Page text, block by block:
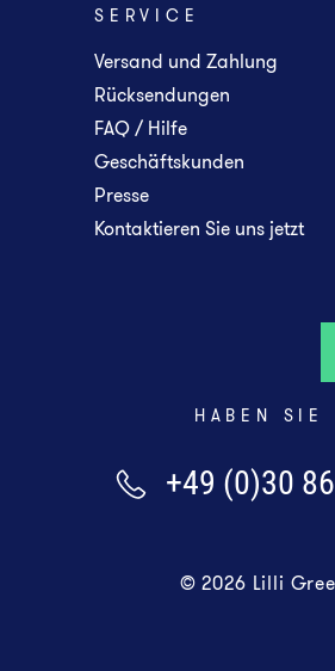
SERVICE
Versand und Zahlung
Rücksendungen
FAQ / Hilfe
Geschäftskunden
Presse
Kontaktieren Sie uns jetzt
HABEN
+49 (0)30
© 2026 Lilli